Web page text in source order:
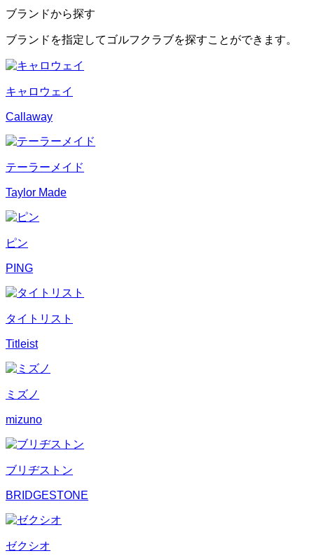
ブランドから探す
ブランドを指定してゴルフクラブを探すことができます。
キャロウェイ
Callaway
テーラーメイド
Taylor Made
ピン
PING
タイトリスト
Titleist
ミズノ
mizuno
ブリヂストン
BRIDGESTONE
ゼクシオ